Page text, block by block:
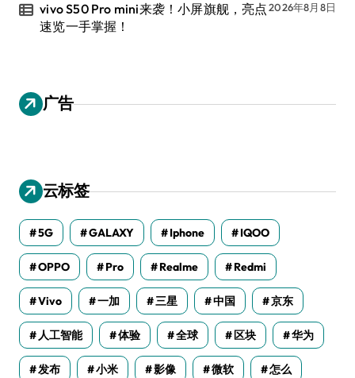
vivo S50 Pro mini来袭！小屏旗舰，亮点
速览一手掌握！
2026年8月8日
广告
云标签
5G GALAXY Iphone IQOO
OPPO Pro Realme Redmi
Vivo 一加 三星 中国 京东
人工智能 体验 全球 区块 华为
发布 小米 影像 微软 怎么